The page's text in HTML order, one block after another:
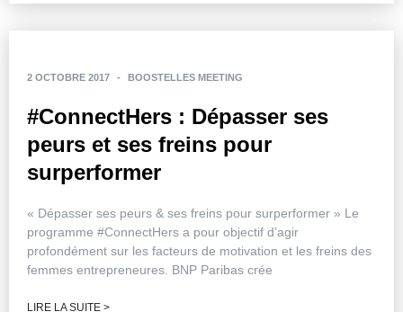
2 OCTOBRE 2017 - BOOSTELLES MEETING
#ConnectHers : Dépasser ses
peurs et ses freins pour
surperformer
« Dépasser ses peurs & ses freins pour surperformer » Le
programme #ConnectHers a pour objectif d’agir
profondément sur les facteurs de motivation et les freins des
femmes entrepreneures. BNP Paribas crée
LIRE LA SUITE >